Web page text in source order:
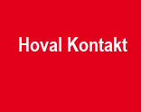
Hoval Kontakt